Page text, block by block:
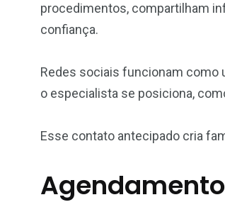
procedimentos, compartilham
confiança.
Redes sociais funcionam como
o especialista se posiciona,
Esse contato antecipado cria